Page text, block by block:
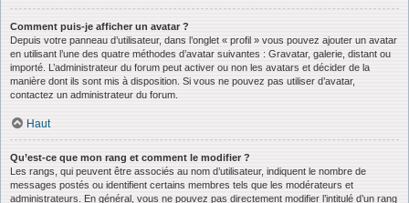
Comment puis-je afficher un avatar ?
Depuis votre panneau d’utilisateur, dans l’onglet « profil » vous pouvez ajouter un avatar
en utilisant l’une des quatre méthodes d’avatar suivantes : Gravatar, galerie, distant ou
importé. L’administrateur du forum peut activer ou non les avatars et décider de la
manière dont ils sont mis à disposition. Si vous ne pouvez pas utiliser d’avatar,
contactez un administrateur du forum.
Haut
Qu’est-ce que mon rang et comment le modifier ?
Les rangs, qui peuvent être associés au nom d’utilisateur, indiquent le nombre de
messages postés ou identifient certains membres tels que les modérateurs et
administrateurs. En général, vous ne pouvez pas directement modifier l’intitulé d’un rang